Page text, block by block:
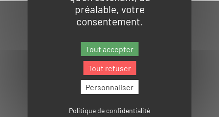
préalable, votre
consentement.
Tout accepter
Tout refuser
Personnaliser
Politique de confidentialité